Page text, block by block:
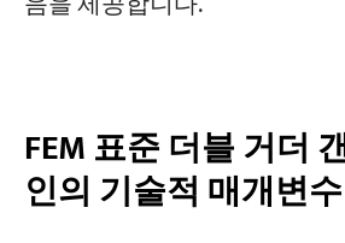
FEM 표준 더블 거더
인의 기술적 매개변수